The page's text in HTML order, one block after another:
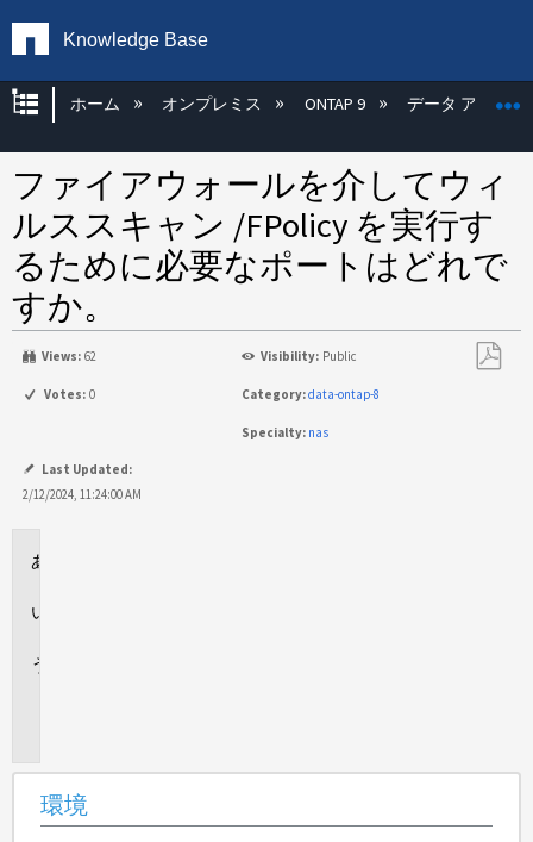
Knowledge Base
グローバル階層を展開/折りたたむ
ホーム オンプレミス ONTAP 9 データ アクセス
ファイアウォールを介してウィ
ルススキャン /FPolicy を実行す
るために必要なポートはどれで
すか。
Views: 62 Visibility: Public
Votes: 0 Category:data-ontap-8
Specialty: nas
Last Updated:
2/12/2024, 11:24:00 AM
環境